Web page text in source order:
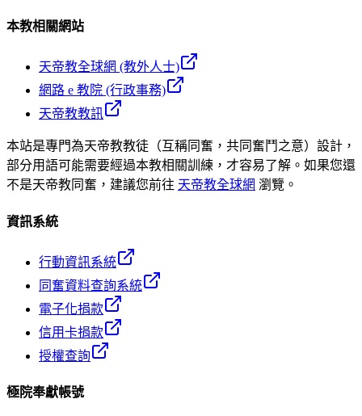
本教相關網站
天帝教全球網 (教外人士)
網路 e 教院 (行政事務)
天帝教教訊
本站是專門為天帝教教徒（互稱同奮，共同奮鬥之意）設計，
部分用語可能需要經過本教相關訓練，才容易了解。如果您還
不是天帝教同奮，建議您前往 天帝教全球網 瀏覽。
資訊系統
行動資訊系統
同奮資料查詢系統
電子化捐款
信用卡捐款
授權查詢
極院奉獻帳號